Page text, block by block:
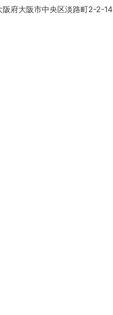
阪府大阪市中央区淡路町2-2-14